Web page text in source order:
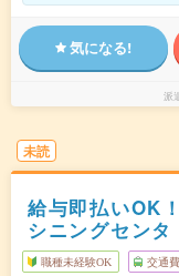
気になる!
派
未読
給与即払いOK
シニングセンタ
職種未経験OK 交通